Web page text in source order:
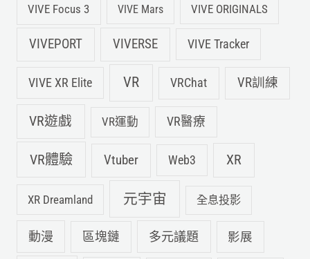
VIVE Focus 3 VIVE Mars VIVE ORIGINALS
VIVEPORT VIVERSE VIVE Tracker
VIVE XR Elite VR VRChat VR訓練
VR遊戲 VR運動 VR醫療
VR體驗 Vtuber Web3 XR
XR Dreamland 元宇宙 全息投影
動漫 區塊鏈 多元議題 影展